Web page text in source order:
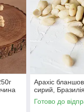
Арахіс
сирий, Бразилія
Готово до